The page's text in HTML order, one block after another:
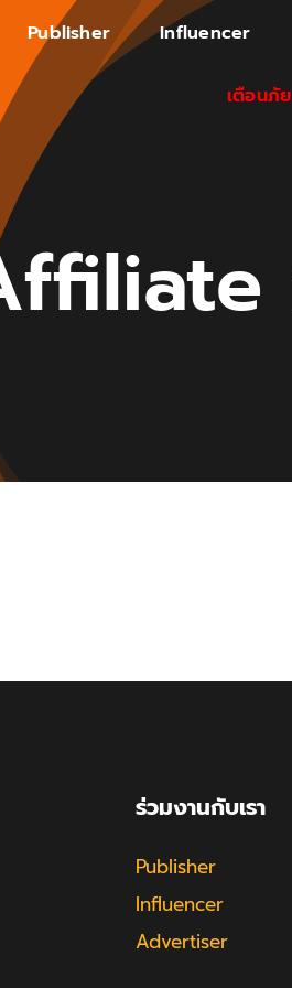
Publisher Influencer
เตือนภัย
ร่วมงานกับเรา
Publisher
Influencer
Advertiser